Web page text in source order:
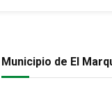
Municipio de El